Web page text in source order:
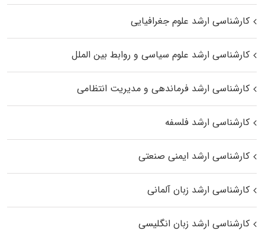
کارشناسی ارشد علوم جغرافیایی
کارشناسی ارشد علوم سیاسی و روابط بین الملل
کارشناسی ارشد فرماندهی و مدیریت انتظامی
کارشناسی ارشد فلسفه
کارشناسی ارشد ایمنی صنعتی
کارشناسی ارشد زبان آلمانی
کارشناسی ارشد زبان انگلیسی